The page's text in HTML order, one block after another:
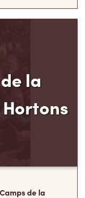
la
de la